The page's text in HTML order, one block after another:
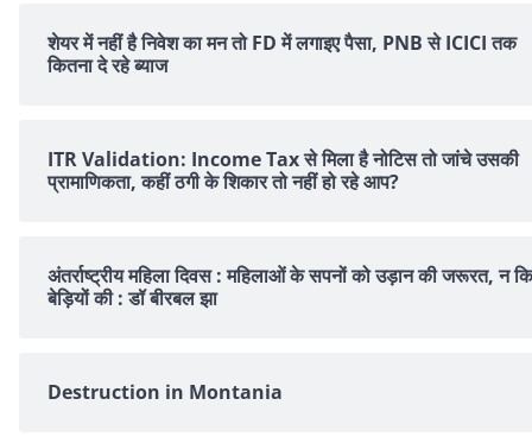
शेयर में नहीं है न‍िवेश का मन तो FD में लगाइए पैसा, PNB से ICICI तक
क‍ितना दे रहे ब्‍याज
ITR Validation: Income Tax से मिला है नोटिस तो जांचे उसकी
प्रामाणिकता, कहीं ठगी के शिकार तो नहीं हो रहे आप?
अंतर्राष्ट्रीय महिला दिवस : महिलाओं के सपनों को उड़ान की जरूरत, न कि
बेड़ियों की : डॉ बीरबल झा
Destruction in Montania